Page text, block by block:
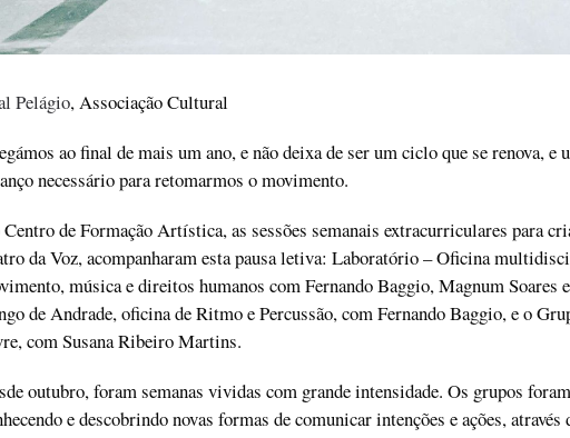
Pelágio, Associação Cultural
ao final de mais um ano, e não deixa de ser um ciclo que se renova, e
necessário para retomarmos o movimento.
de Formação Artística, as sessões semanais extracurriculares para
da Voz, acompanharam esta pausa letiva: Laboratório – Oficina
música e direitos humanos com Fernando Baggio, Magnum Soares
de Andrade, oficina de Ritmo e Percussão, com Fernando Baggio, e o
com Susana Ribeiro Martins.
outubro, foram semanas vividas com grande intensidade. Os grupos
e descobrindo novas formas de comunicar intenções e ações, através